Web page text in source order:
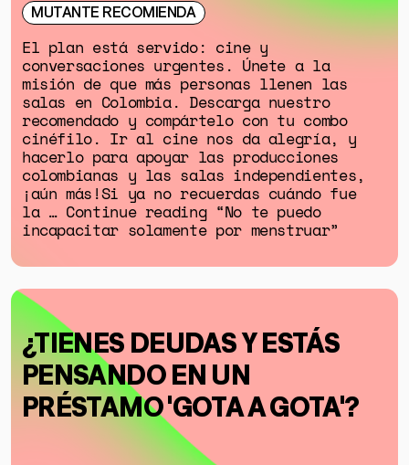
MUTANTE RECOMIENDA
El plan está servido: cine y
conversaciones urgentes. Únete a la
misión de que más personas llenen las
salas en Colombia. Descarga nuestro
recomendado y compártelo con tu combo
cinéfilo. Ir al cine nos da alegría, y
hacerlo para apoyar las producciones
colombianas y las salas independientes,
¡aún más!Si ya no recuerdas cuándo fue
la … Continue reading “No te puedo
incapacitar solamente por menstruar”
¿TIENES DEUDAS Y ESTÁS
PENSANDO EN UN
PRÉSTAMO 'GOTA A GOTA'?